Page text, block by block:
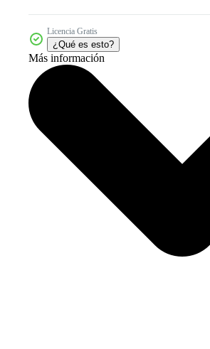
Licencia Gratis
¿Qué es esto?
Más información